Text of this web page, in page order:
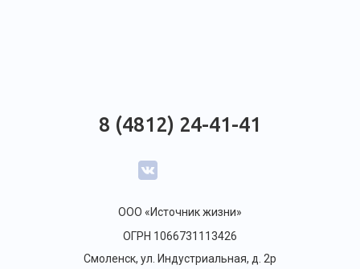
8 (4812) 24-41-41
ООО «Источник жизни»
ОГРН 1066731113426
Смоленск, ул. Индустриальная, д. 2р